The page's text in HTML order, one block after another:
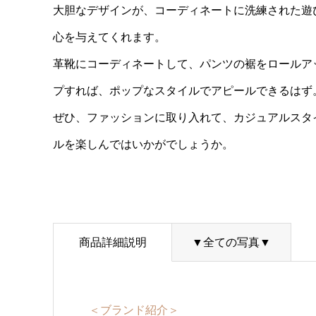
大胆なデザインが、コーディネートに洗練された遊
心を与えてくれます。
革靴にコーディネートして、パンツの裾をロールア
プすれば、ポップなスタイルでアピールできるはず
ぜひ、ファッションに取り入れて、カジュアルスタ
ルを楽しんではいかがでしょうか。
商品詳細説明 ▼全ての写真▼
＜ブランド紹介＞